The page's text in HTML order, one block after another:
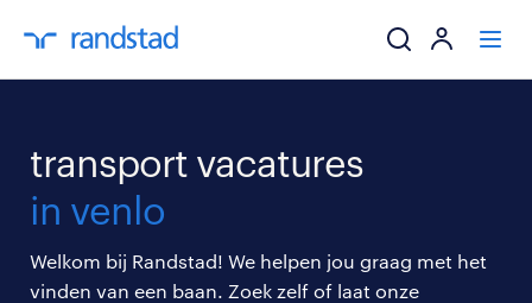
mijn carrière
transport vacatures
in venlo
Welkom bij Randstad! We helpen jou graag met het
vinden van een baan. Zoek zelf of laat onze